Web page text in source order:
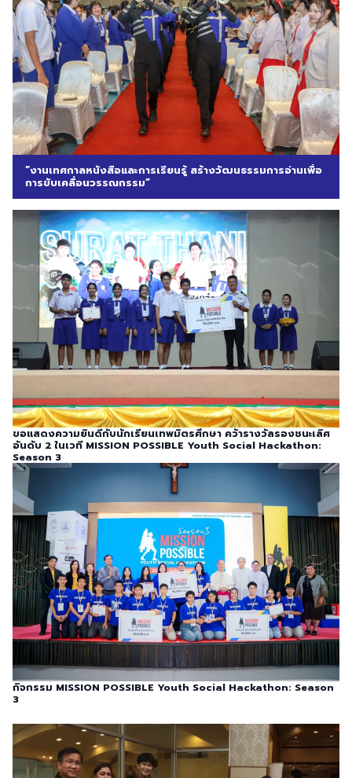
“งานเทศกาลหนังสือและการเรียนรู้ สร้างวัฒนธรรมการอ่านเพื่อ
การขับเคลื่อนวรรณกรรม”
ขอแสดงความยินดีกับนักเรียนเทพมิตรศึกษา คว้ารางวัลรองชนะเลิศ
อันดับ 2 ในเวที MISSION POSSIBLE Youth Social Hackathon:
Season 3
กิจกรรม MISSION POSSIBLE Youth Social Hackathon: Season
3